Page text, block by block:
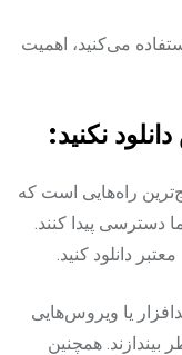
می‌کنید، اهمیت
نکنید:
راه‌هایی است که
دسترسی پیدا کنند.
دانلود کنید.
یا ویروس‌هایی
بیندازند. همچنین